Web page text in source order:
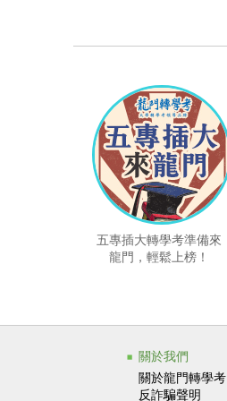
五專插大轉學考準備來
龍門，輕鬆上榜！
關於我們
關於龍門轉學考
反詐騙聲明